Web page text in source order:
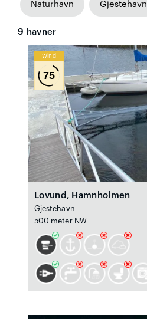
Naturhavn Gjestehavn
9 havner
Wind
75
Lovund, Hamnholmen
Gjestehavn
500 meter NW